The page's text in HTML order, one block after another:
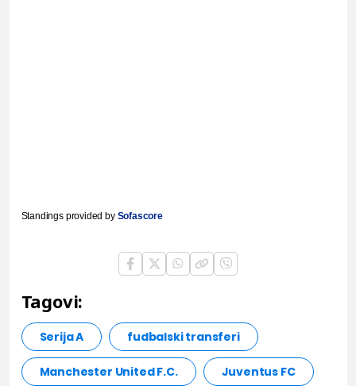
Standings provided by Sofascore
Tagovi:
Serija A fudbalski transferi
Manchester United F.C. Juventus FC